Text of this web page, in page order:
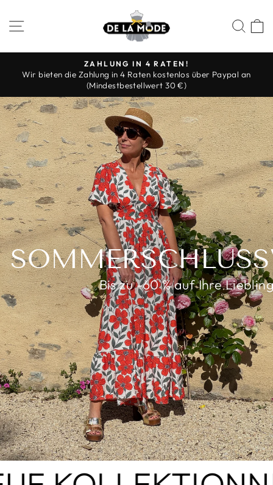
zum
Inhalt
SEITENNAVIGATIONDE
LA
MODE
Pause
Diashow
ZAHLUNG IN 4 RATEN!
Wir bieten die Zahlung in 4 Raten kostenlos über Paypal an
(Mindestbestellwert 30 €)
Bis zu -60 % auf Ihre